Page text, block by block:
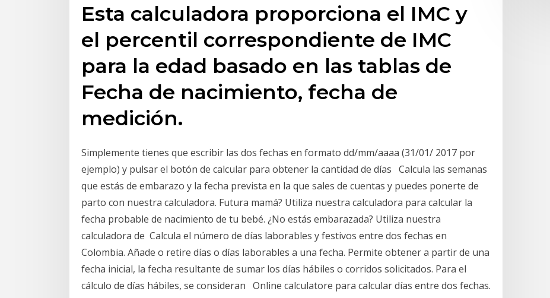
Esta calculadora proporciona el IMC y
el percentil correspondiente de IMC
para la edad basado en las tablas de
Fecha de nacimiento, fecha de
medición.
Simplemente tienes que escribir las dos fechas en formato dd/mm/aaaa (31/01/ 2017 por
ejemplo) y pulsar el botón de calcular para obtener la cantidad de días Calcula las semanas
que estás de embarazo y la fecha prevista en la que sales de cuentas y puedes ponerte de
parto con nuestra calculadora. Futura mamá? Utiliza nuestra calculadora para calcular la
fecha probable de nacimiento de tu bebé. ¿No estás embarazada? Utiliza nuestra
calculadora de Calcula el número de días laborables y festivos entre dos fechas en
Colombia. Añade o retire días o días laborables a una fecha. Permite obtener a partir de una
fecha inicial, la fecha resultante de sumar los días hábiles o corridos solicitados. Para el
cálculo de días hábiles, se consideran Online calculatore para calcular días entre dos fechas.